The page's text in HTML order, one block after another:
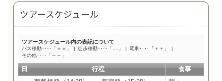
ツアースケジュール
ツアースケジュール内の表記について
バス移動‥‥「＝＝」 徒歩移動‥‥「....」
電車‥‥「＋＋」
その他‥‥「～～」
日 行程 食事